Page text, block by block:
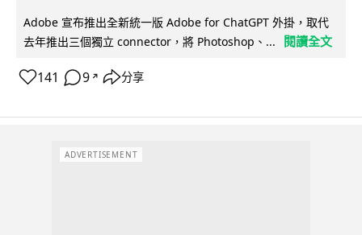
Adobe 宣布推出全新統一版 Adobe for ChatGPT 外掛，取代
去年推出三個獨立 connector，將 Photoshop、...
閱讀全文
141 9 ↗ 分享
ADVERTISEMENT